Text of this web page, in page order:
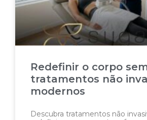
Redefinir o corpo
tratamentos não
modernos
Descubra tratamentos não